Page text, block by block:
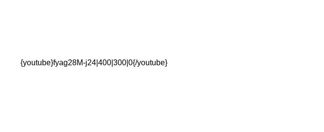
{youtube}fyag28M-j24|400|300|0{/youtube}